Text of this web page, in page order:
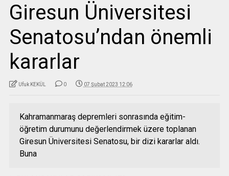
Giresun Üniversitesi
Senatosu’ndan önemli
kararlar
Ufuk KEKÜL 0 07 Şubat 2023 12:06
Kahramanmaraş depremleri sonrasında eğitim-
öğretim durumunu değerlendirmek üzere toplanan
Giresun Üniversitesi Senatosu, bir dizi kararlar aldı.
Buna